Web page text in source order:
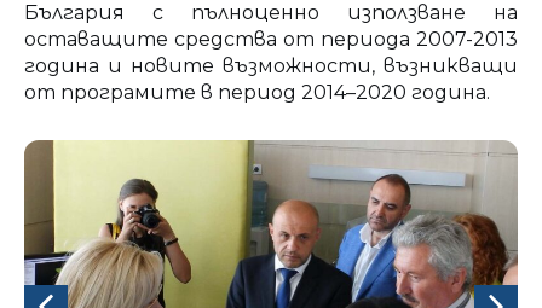
България с пълноценно използване на
оставащите средства от периода 2007-2013
година и новите възможности, възникващи
от програмите в период 2014–2020 година.